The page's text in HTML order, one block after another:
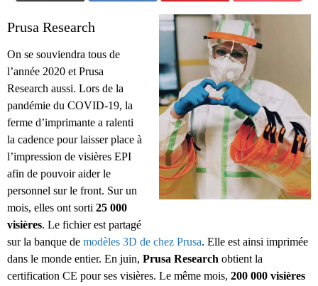
Prusa Research
On se souviendra tous de
l’année 2020 et Prusa
Research aussi. Lors de la
pandémie du COVID-19, la
ferme d’imprimante a ralenti
la cadence pour laisser place à
l’impression de visières EPI
afin de pouvoir aider le
personnel sur le front. Sur un
mois, elles ont sorti 25 000
visières. Le fichier est partagé
sur la banque de modèles 3D de chez Prusa. Elle est ainsi imprimée
dans le monde entier. En juin, Prusa Research obtient la
certification CE pour ses visières. Le même mois, 200 000 visières